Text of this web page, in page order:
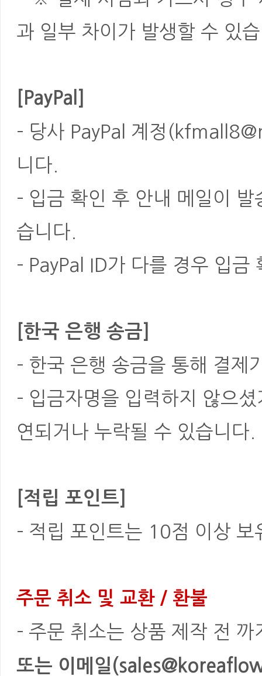
과 일부 차이가 발생할 수 있
[PayPal]
- 당사 PayPal 계정
니다.
- 입금 확인 후 안내 메일이
습니다.
- PayPal ID가 다를 경우 입금
[한국 은행 송금]
- 한국 은행 송금을 통해 결제
- 입금자명을 입력하지 않으
연되거나 누락될 수 있습니다.
[적립 포인트]
- 적립 포인트는 10점 이상
주문 취소 및 교환 / 환불
- 주문 취소는 상품 제작 전
또는 이메일